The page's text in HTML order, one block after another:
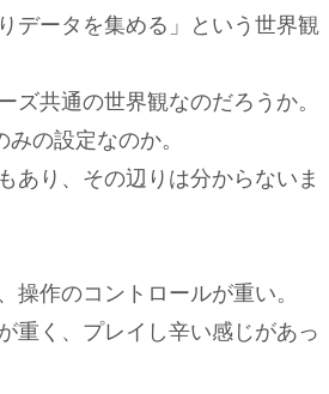
データを集める」という世界観
ズ共通の世界観なのだろうか。
の設定なのか。
あり、その辺りは分からないま
操作のコントロールが重い。
重く、プレイし辛い感じがあっ